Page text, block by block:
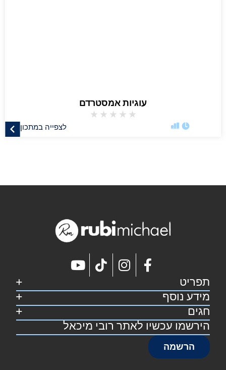
עוגיות אמסטרדם
★
★
★
★
★
לצפייה במתכון
תפריט
דף הבית
קצת על רובי
מתכונים
צרו קשר
מידע נוסף
מפת אתר
הצהרת נגישות
תקנון אתר
חגים
סוכות
פסח
שבועות
הירשמו עכשיו לאתר רובי מיכאל
הרשמה